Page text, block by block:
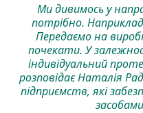
Ми дивимось у
потрібно.
Передаємо на
почекати. У
індивідуальний
розповідає Наталія
підприємств, які